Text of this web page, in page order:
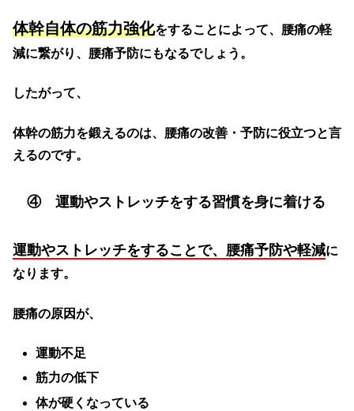
体幹自体の筋力強化をすることによって、腰痛の軽
減に繋がり、腰痛予防にもなるでしょう。
したがって、
体幹の筋力を鍛えるのは、腰痛の改善・予防に役立つと言
えるのです。
④ 運動やストレッチをする習慣を身に着ける
運動やストレッチをすることで、腰痛予防や軽減に
なります。
腰痛の原因が、
運動不足
筋力の低下
体が硬くなっている